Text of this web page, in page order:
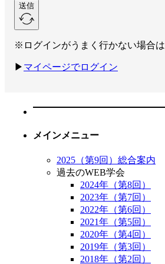
送信
※ログインがうまく行かない場合
▶ マイページでログイン
メインメニュー
2025（第9回）総合案内
過去のWEB学会
2024年（第8回）
2023年（第7回）
2022年（第6回）
2021年（第5回）
2020年（第4回）
2019年（第3回）
2018年（第2回）